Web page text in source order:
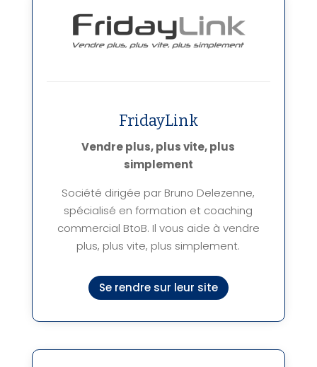
FridayLink
Vendre plus, plus vite, plus
simplement
Société dirigée par Bruno Delezenne,
spécialisé en formation et coaching
commercial BtoB. Il vous aide à vendre
plus, plus vite, plus simplement.
Se rendre sur leur site